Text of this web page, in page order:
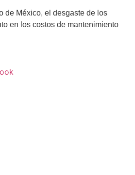
de México, el desgaste de los
en los costos de mantenimiento